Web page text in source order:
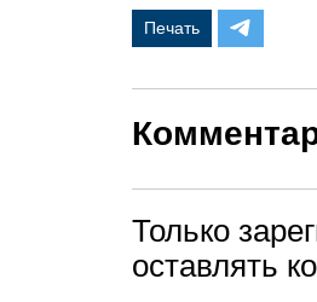
Печать
Только
оставлять